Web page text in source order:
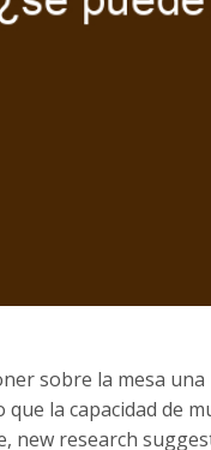
sobre la mesa una
la capacidad de
new research